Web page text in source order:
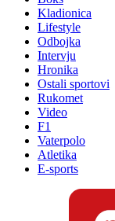
Kladionica
Lifestyle
Odbojka
Intervju
Hronika
Ostali sportovi
Rukomet
Video
F1
Vaterpolo
Atletika
E-sports